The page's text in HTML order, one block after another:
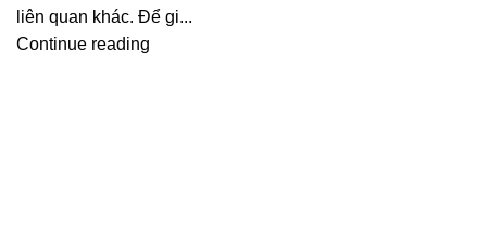
liên quan khác. Để gi...
Continue reading